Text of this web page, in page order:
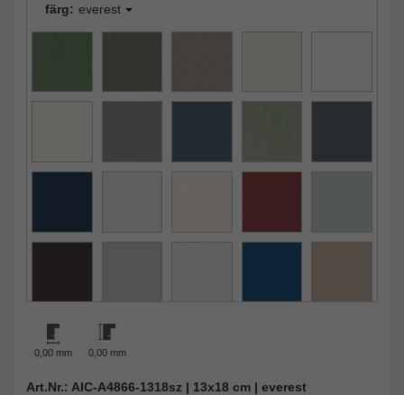
färg: everest
0,00 mm 0,00 mm
Art.Nr.: AIC-A4866-1318sz | 13x18 cm | everest